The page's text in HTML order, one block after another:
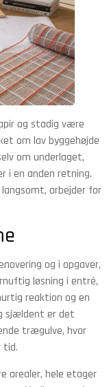
og stadig være
om lav byggehøjde
om underlaget,
i en anden retning.
arbejder for
og i opgaver,
løsning i entré,
reaktion og en
sjældent er det
trægulve, hvor
tid.
arealer, hele etager